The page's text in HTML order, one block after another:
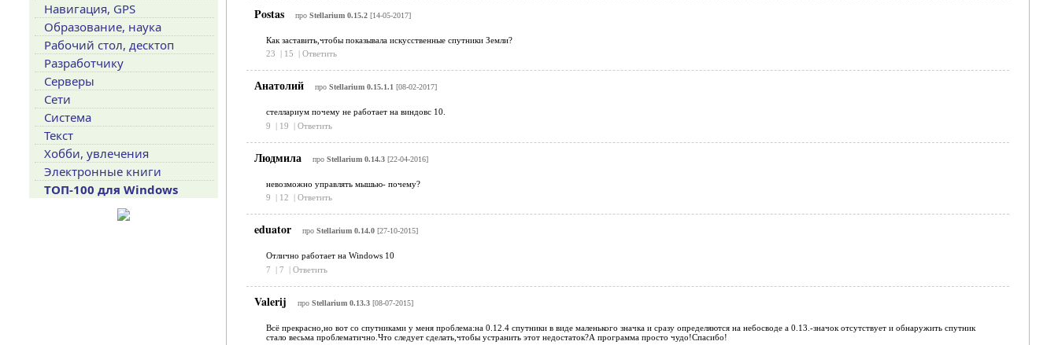
Postas про Stellarium 0.15.2[14-05-2017]
Как заставить,чтобы показывала искусственные спутники Земли?
23
| 15 | Ответить
Анатолий про Stellarium 0.15.1.1 [08-02-2017]
стеллариум почему не работает на виндовс 10.
9
| 19 | Ответить
Людмила про Stellarium 0.14.3[22-04-2016]
невозможно управлять мышью- почему?
9
| 12 | Ответить
eduator про Stellarium 0.14.0[27-10-2015]
Отлично работает на Windows 10
7
| 7 | Ответить
Valerij про Stellarium 0.13.3[08-07-2015]
Всё прекрасно,но вот со спутниками у меня проблема:на 0.12.4 спутники в виде маленького значка и сразу определяются на небосводе а 0.13.-значок отсутствует и обнаружить спутник
стало весьма проблематично.Что следует сделать,чтобы устранить этот недостаток?А программа просто чудо!Спасибо!
Навигация, GPS
Образование, наука
Рабочий стол, десктоп
Разработчику
Серверы
Сети
Система
Текст
Хобби, увлечения
Электронные книги
ТОП-100 для Windows